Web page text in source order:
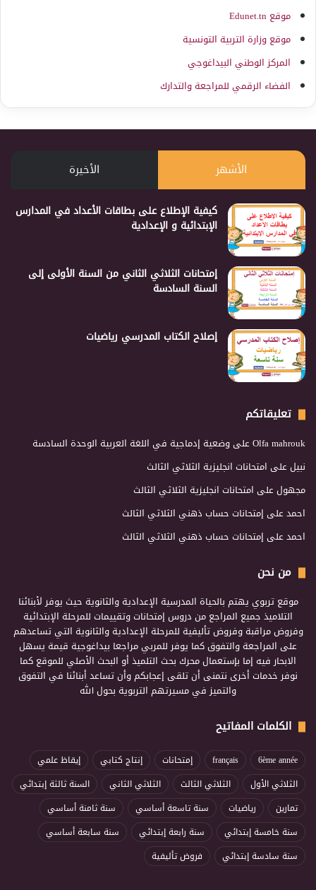
موقع Edunet.tn
موقع وزارة التربية التونسية
المركز الوطني البيداغوجي
الفضاء الرقمي للمراجعة والتدارك
الأشهر الأخيرة
كيفية الإطلاع على بطاقات الأعداد في المدارس
الإبتدائية و الإعدادية
إمتحانات الثلاثي الثاني من السنة الأولى إلى
السنة السادسة
إصلاح الكتاب المدرسي رياضيات
تعليقاتكم
Olfa mahroukعلى وضعية إدماجية في اللغة العربية الوحدة السادسة
نبيلعلى امتحانات انجليزية الثلاثي الثالث
مجهولعلى امتحانات انجليزية الثلاثي الثالث
احمدعلى إمتحانات حساب ذهني الثلاثي الثالث
احمدعلى إمتحانات حساب ذهني الثلاثي الثالث
من نحن
موقع تربوي يهتم بالحياة المدرسية الإعدادية والثانوية حيث يوفر لأبنائنا
التلاميذ جميع المراجع من دروس إمتحانات وتقييمات للمرحلة الإبتدائية
وفروض مراقبة وفروض تأليفية للمرحلة الإعدادية والثانوية التي تساعدهم
على المراجعة والتفوق كما يوفر للمربي مراجعا بيداغوجية قيمة يسهل
الابحار فيه إما بإستعمال محرك بحث التلميذ أو البحث الأصلي للموقع كما
نوفر خدمات أخرى نتمنى أن تلقى إعجابكم وأن تساعد أبنائنا في التفوق
والتميز في مسيرتهم التربوية بحول الله
الكلمات المفاتيح
6ème année
français إمتحانات إنتاج كتابي
إيقاظ علمي
الثلاثي الأول
الثلاثي الثالث الثلاثي الثاني
السنة ثالثة إبتدائي
تمارين
رياضيات سنة تاسعة أساسي
سنة ثامنة أساسي
سنة خامسة إبتدائي
سنة رابعة إبتدائي
سنة سابعة أساسي
سنة سادسة إبتدائي
فروض تأليفية